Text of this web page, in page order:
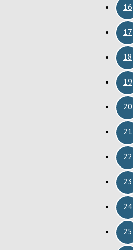
16
17
18
19
20
21
22
23
24
25